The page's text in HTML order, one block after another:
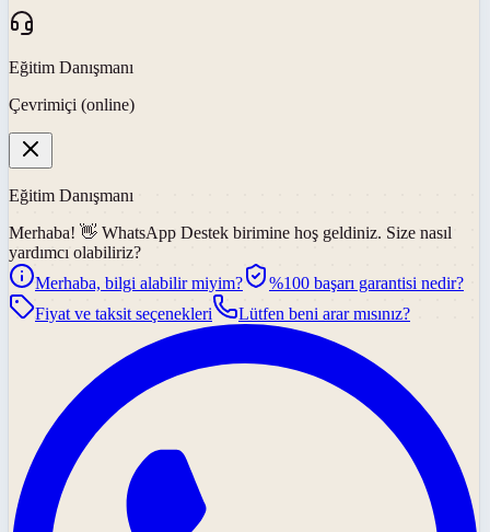
Eğitim Danışmanı
Çevrimiçi (online)
Eğitim Danışmanı
Merhaba! 👋 WhatsApp Destek birimine hoş geldiniz. Size nasıl
yardımcı olabiliriz?
Merhaba, bilgi alabilir miyim?
%100 başarı garantisi nedir?
Fiyat ve taksit seçenekleri
Lütfen beni arar mısınız?